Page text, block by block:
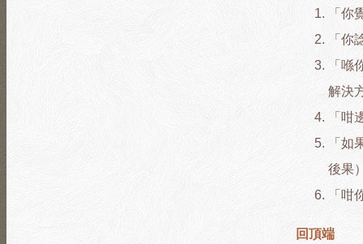
「你
「
「
解決
「
「
後果
「咁
回頂端